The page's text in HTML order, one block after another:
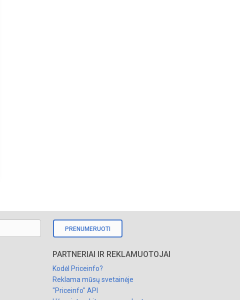
PRENUMERUOTI
PARTNERIAI IR REKLAMUOTOJAI
Kodėl Priceinfo?
Reklama mūsų svetainėje
"Priceinfo" API